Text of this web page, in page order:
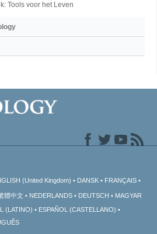
Tools voor het Leven
(United Kingdom) DANSK FRANÇAIS
體中文 NEDERLANDS DEUTSCH
MAGYAR
(LATINO)
ESPAÑOL (CASTELLANO)